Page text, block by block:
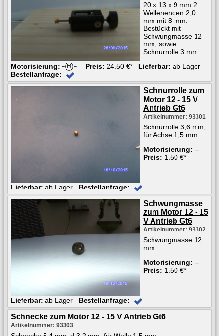
20 x 13 x 9 mm 2
Wellenenden 2,0
mm mit 8 mm.
Bestückt mit
Schwungmasse 12
mm, sowie
Schnurrolle 3 mm.
Motorisierung:
Preis: 24.50 €* Lieferbar: ab Lager
Bestellanfrage:
Schnurrolle zum
Motor 12 - 15 V
Antrieb Gt6
Artikelnummer: 93301
Schnurrolle 3,6 mm,
für Achse 1,5 mm.
Motorisierung: --
Preis: 1.50 €*
Lieferbar: ab Lager Bestellanfrage:
Schwungmasse
zum Motor 12 - 15
V Antrieb Gt6
Artikelnummer: 93302
Schwungmasse 12
mm.
Motorisierung: --
Preis: 1.50 €*
Lieferbar: ab Lager Bestellanfrage:
Schnecke zum Motor 12 - 15 V Antrieb Gt6
Artikelnummer: 93303